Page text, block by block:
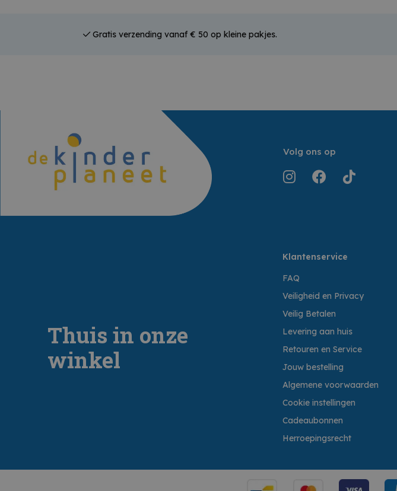
Gratis verzending vanaf € 50 op kleine pakjes.
Volg ons op
Thuis in onze
winkel
Klantenservice
FAQ
Veiligheid en Privacy
Veilig Betalen
Levering aan huis
Retouren en Service
Jouw bestelling
Algemene voorwaarden
Cookie instellingen
Cadeaubonnen
Herroepingsrecht